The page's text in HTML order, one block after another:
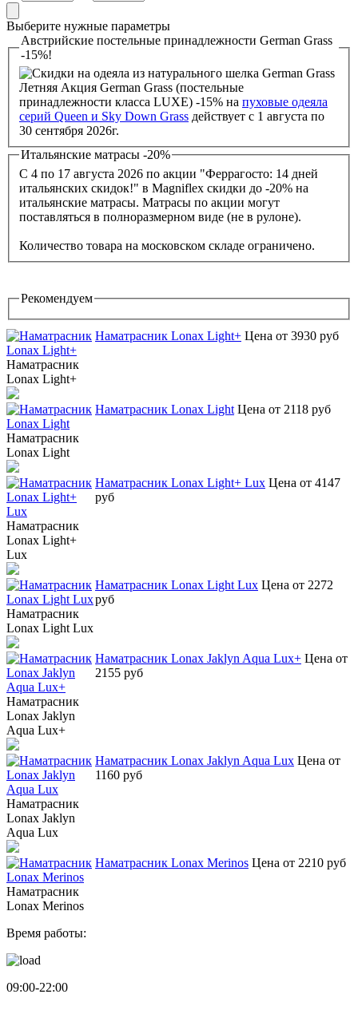
Выберите нужные параметры
Австрийские постельные принадлежности German Grass
-15%!
Летняя Акция German Grass (постельные
принадлежности класса LUXE) -15% на пуховые одеяла
серий Queen и Sky Down Grass действует с 1 августа по
30 сентября 2026г.
Итальянские матрасы -20%
С 4 по 17 августа 2026 по акции "Феррагосто: 14 дней
итальянских скидок!" в Magniflex скидки до -20% на
итальянские матрасы. Матрасы по акции могут
поставляться в полноразмерном виде (не в рулоне).
Количество товара на московском складе ограничено.
Рекомендуем
Наматрасник
Lonax Light+
Наматрасник Lonax Light+ Цена от 3930 руб
Наматрасник
Lonax Light
Наматрасник Lonax Light Цена от 2118 руб
Наматрасник
Lonax Light+
Lux
Наматрасник Lonax Light+ Lux Цена от 4147
руб
Наматрасник
Lonax Light Lux
Наматрасник Lonax Light Lux Цена от 2272
руб
Наматрасник
Lonax Jaklyn
Aqua Lux+
Наматрасник Lonax Jaklyn Aqua Lux+ Цена от
2155 руб
Наматрасник
Lonax Jaklyn
Aqua Lux
Наматрасник Lonax Jaklyn Aqua Lux Цена от
1160 руб
Наматрасник
Lonax Merinos
Наматрасник Lonax Merinos Цена от 2210 руб
Время работы:
09:00-22:00